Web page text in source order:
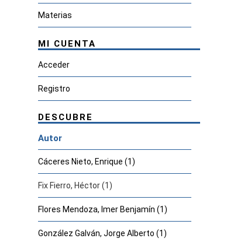
Materias
MI CUENTA
Acceder
Registro
DESCUBRE
Autor
Cáceres Nieto, Enrique (1)
Fix Fierro, Héctor (1)
Flores Mendoza, Imer Benjamín (1)
González Galván, Jorge Alberto (1)